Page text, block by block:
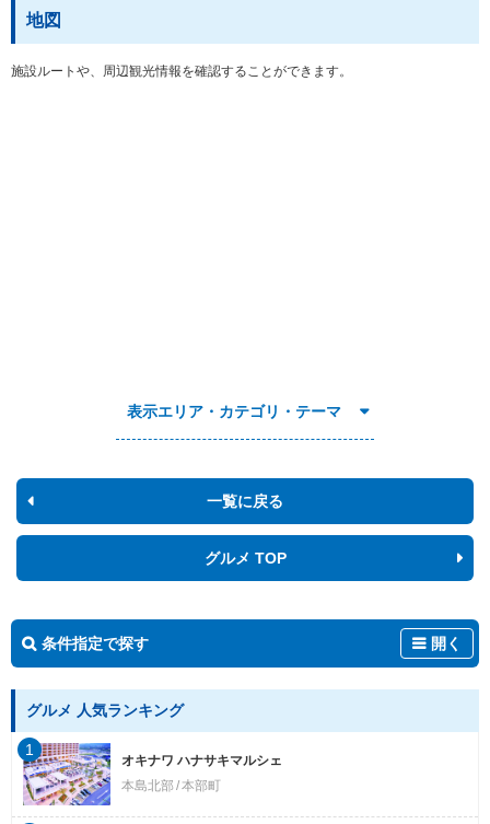
地図
施設ルートや、周辺観光情報を確認することができます。
表示エリア・カテゴリ・テーマ
一覧に戻る
グルメ TOP
条件指定で探す 開く
グルメ 人気ランキング
オキナワ ハナサキマルシェ
本島北部 本部町
1